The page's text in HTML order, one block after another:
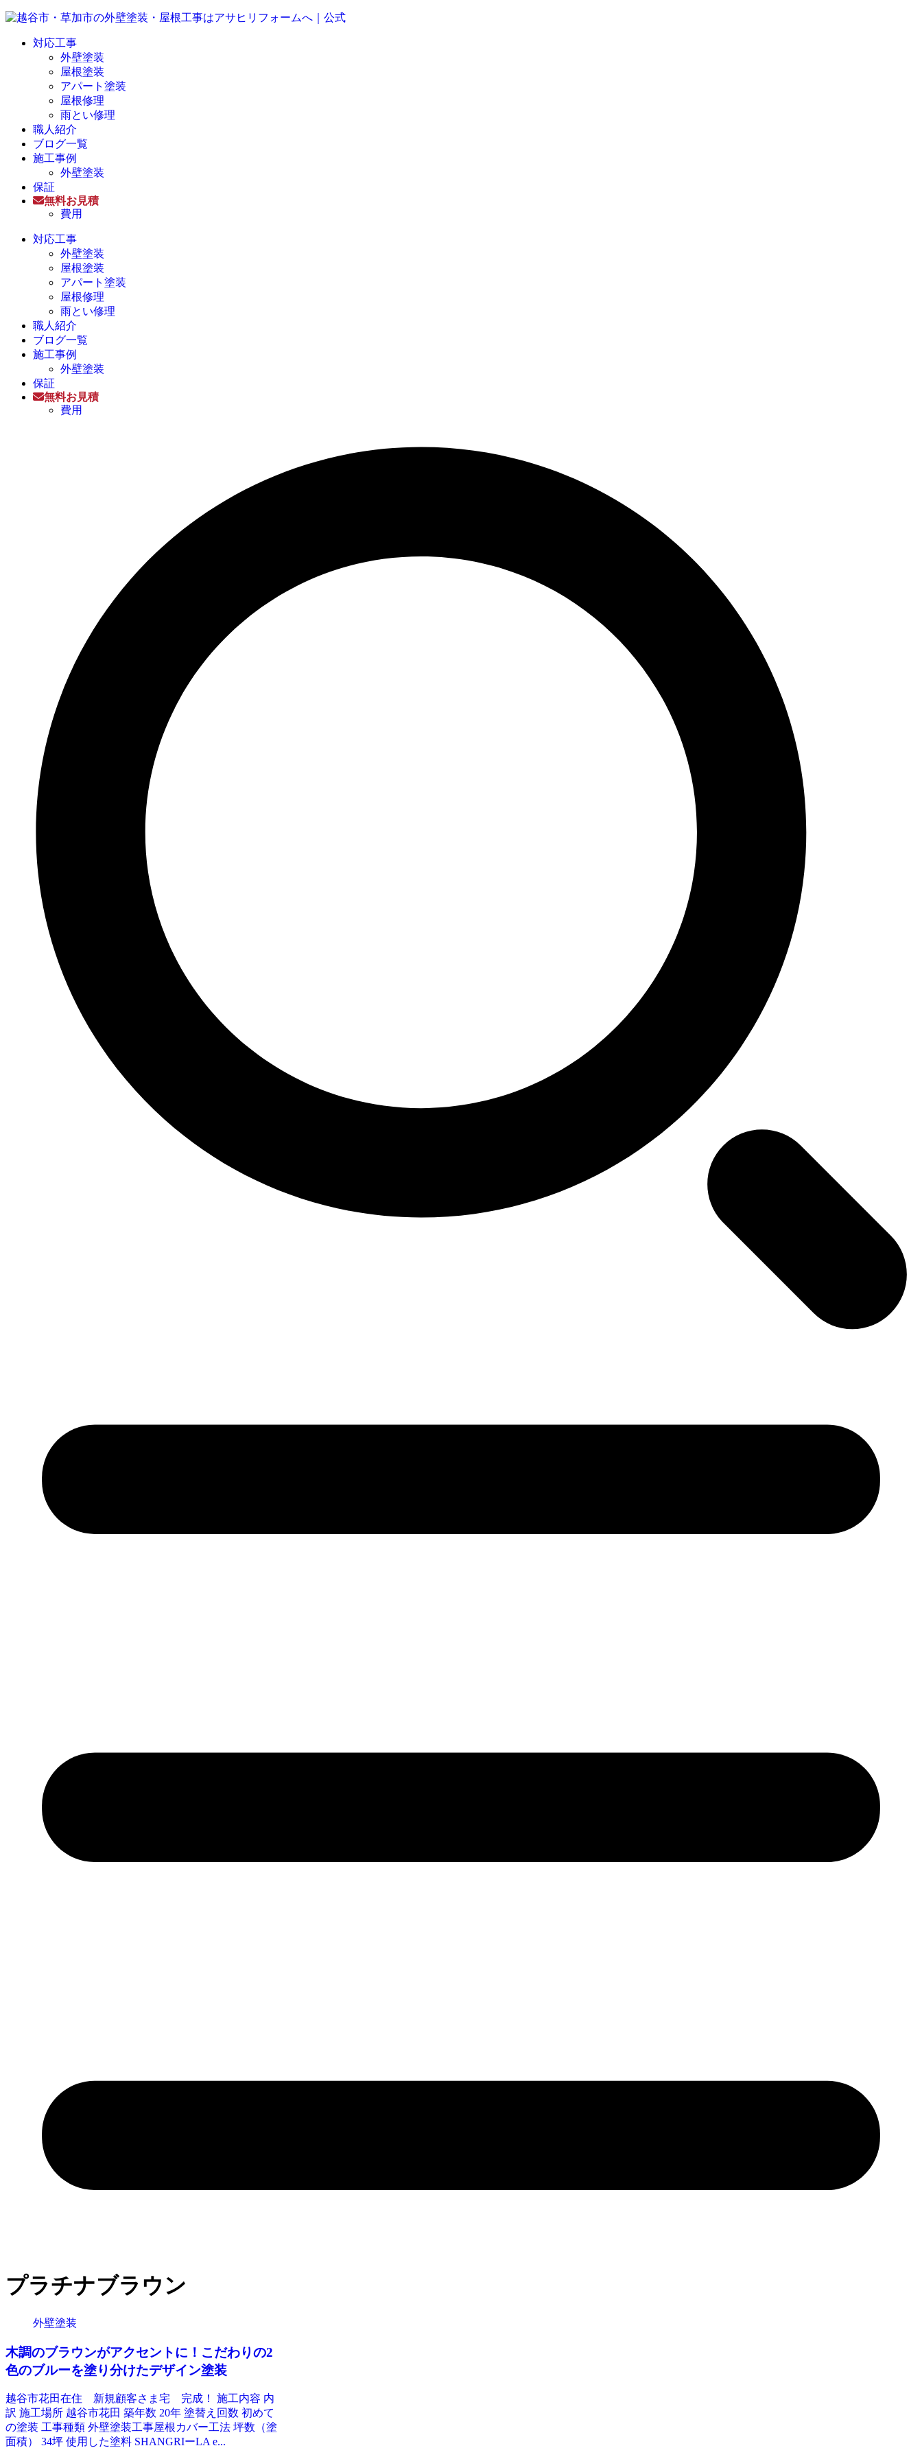
対応工事
外壁塗装
屋根塗装
アパート塗装
屋根修理
雨とい修理
職人紹介
ブログ一覧
施工事例
外壁塗装
保証
無料お見積
費用
対応工事
外壁塗装
屋根塗装
アパート塗装
屋根修理
雨とい修理
職人紹介
ブログ一覧
施工事例
外壁塗装
保証
無料お見積
費用
プラチナブラウン
外壁塗装
木調のブラウンがアクセントに！こだわりの2
色のブルーを塗り分けたデザイン塗装
越谷市花田在住 新規顧客さま宅 完成！ 施工内容 内
訳 施工場所 越谷市花田 築年数 20年 塗替え回数 初めて
の塗装 工事種類 外壁塗装工事屋根カバー工法 坪数（塗
面積） 34坪 使用した塗料 SHANGRIーLA e...